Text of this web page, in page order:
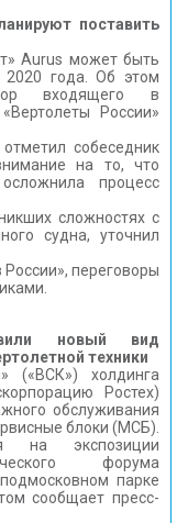
поставить
Aurus может быть
2020 года. Об этом
входящего в
России»
собеседник
на то, что
процесс
сложностях с
судна, уточнил
переговоры
новый вид
техники
(«ВСК») холдинга
Ростех)
обслуживания
блоки (МСБ).
на экспозиции
форума
парке
сообщает пресс-